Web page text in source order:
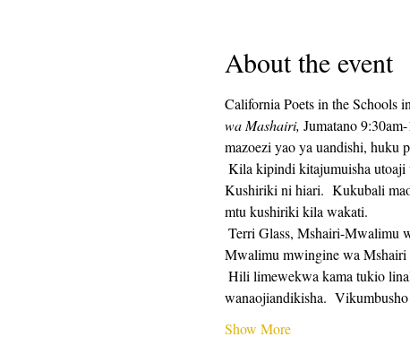
About the event
California Poets in the Schools
wa Mashairi, Jumatano
mazoezi yao ya uandishi, huku
Kushiriki ni hiari.  Kukubali
mtu kushiriki kila wakati.
Mwalimu mwingine wa Mshairi
wanaojiandikisha.
Show More